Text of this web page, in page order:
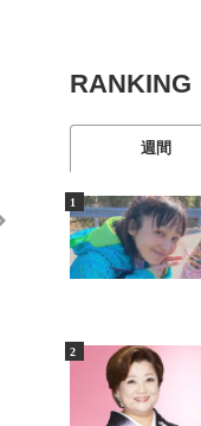
RANKING
週間